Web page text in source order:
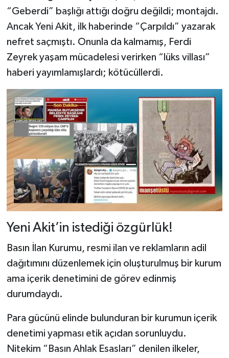
“Geberdi” başlığı attığı doğru değildi; montajdı.
Ancak Yeni Akit, ilk haberinde “Çarpıldı” yazarak
nefret saçmıştı. Onunla da kalmamış, Ferdi
Zeyrek yaşam mücadelesi verirken “lüks villası”
haberi yayımlamışlardı; kötücüllerdi.
Yeni Akit’in istediği özgürlük!
Basın İlan Kurumu, resmi ilan ve reklamların adil
dağıtımını düzenlemek için oluşturulmuş bir kurum
ama içerik denetimini de görev edinmiş
durumdaydı.
Para gücünü elinde bulunduran bir kurumun içerik
denetimi yapması etik açıdan sorunluydu.
Nitekim “Basın Ahlak Esasları” denilen ilkeler,